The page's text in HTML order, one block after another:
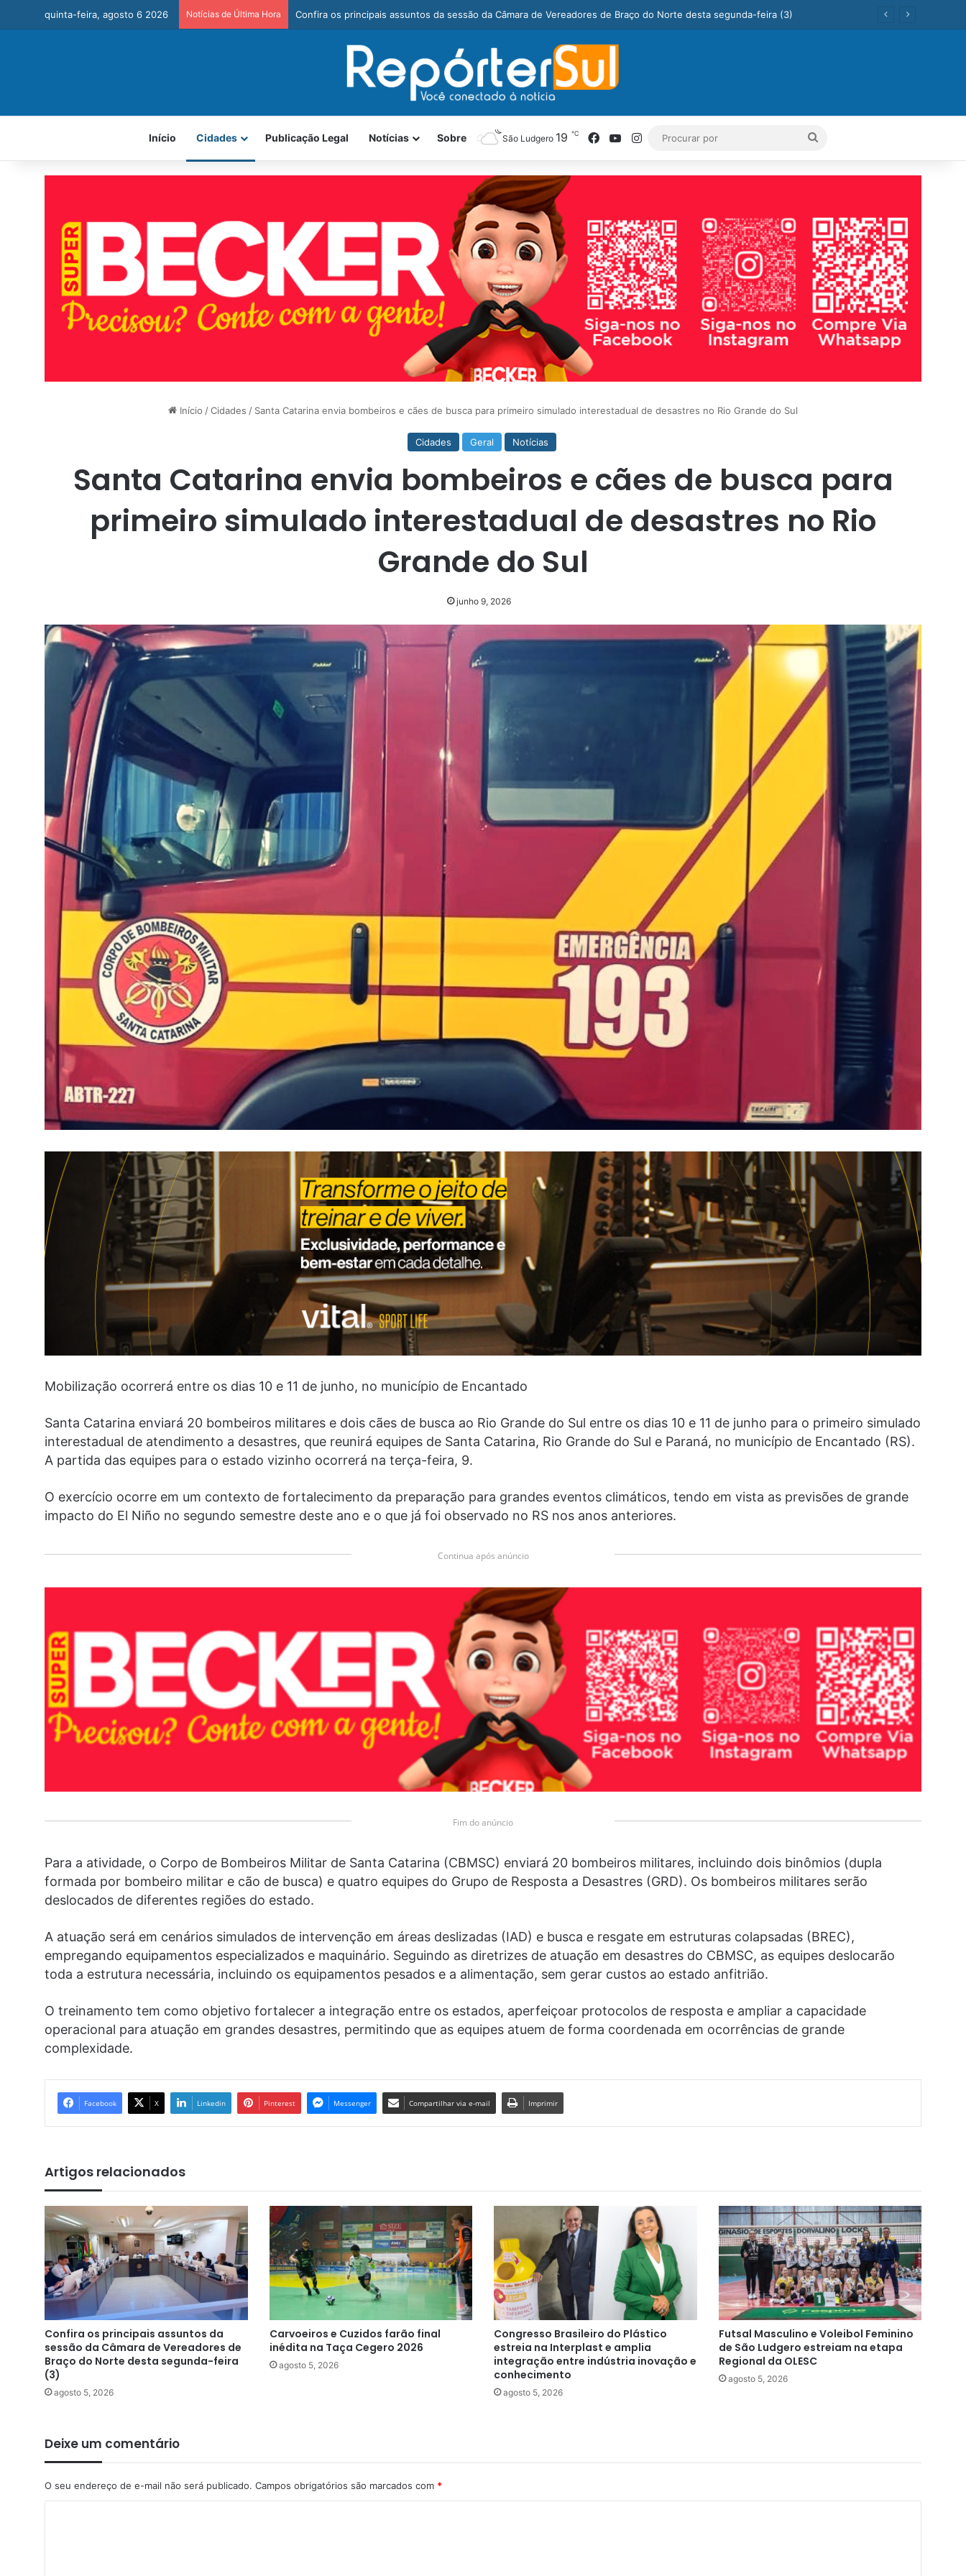
quinta-feira, agosto 6 2026 Notícias de Última Hora Carvoeiros e Cuzidos farão final inédita na Taça Cegero 2026
Início Cidades Publicação Legal Notícias Sobre São Ludgero 19 ℃ Facebook
YouTube
Instagram
por
Início /Cidades / Santa Catarina envia bombeiros e cães de busca para primeiro simulado interestadual de desastres no Rio Grande do Sul
Cidades Geral Notícias
Santa Catarina envia bombeiros e cães de busca para
primeiro simulado interestadual de desastres no Rio
Grande do Sul
junho 9, 2026
Mobilização ocorrerá entre os dias 10 e 11 de junho, no município de Encantado
Santa Catarina enviará 20 bombeiros militares e dois cães de busca ao Rio Grande do Sul entre os dias 10 e 11 de junho para o primeiro simulado
interestadual de atendimento a desastres, que reunirá equipes de Santa Catarina, Rio Grande do Sul e Paraná, no município de Encantado (RS).
A partida das equipes para o estado vizinho ocorrerá na terça-feira, 9.
O exercício ocorre em um contexto de fortalecimento da preparação para grandes eventos climáticos, tendo em vista as previsões de grande
impacto do El Niño no segundo semestre deste ano e o que já foi observado no RS nos anos anteriores.
Continua após anúncio
Fim do anúncio
Para a atividade, o Corpo de Bombeiros Militar de Santa Catarina (CBMSC) enviará 20 bombeiros militares, incluindo dois binômios (dupla
formada por bombeiro militar e cão de busca) e quatro equipes do Grupo de Resposta a Desastres (GRD). Os bombeiros militares serão
deslocados de diferentes regiões do estado.
A atuação será em cenários simulados de intervenção em áreas deslizadas (IAD) e busca e resgate em estruturas colapsadas (BREC),
empregando equipamentos especializados e maquinário. Seguindo as diretrizes de atuação em desastres do CBMSC, as equipes deslocarão
toda a estrutura necessária, incluindo os equipamentos pesados e a alimentação, sem gerar custos ao estado anfitrião.
O treinamento tem como objetivo fortalecer a integração entre os estados, aperfeiçoar protocolos de resposta e ampliar a capacidade
operacional para atuação em grandes desastres, permitindo que as equipes atuem de forma coordenada em ocorrências de grande
complexidade.
Facebook X Linkedin Pinterest Messenger Compartilhar via e-mail Imprimir
Artigos relacionados
Confira os principais assuntos da
sessão da Câmara de Vereadores de
Braço do Norte desta segunda-feira
(3)
agosto 5, 2026
Carvoeiros e Cuzidos farão final
inédita na Taça Cegero 2026
agosto 5, 2026
Congresso Brasileiro do Plástico
estreia na Interplast e amplia
integração entre indústria inovação e
conhecimento
agosto 5, 2026
Futsal Masculino e Voleibol Feminino
de São Ludgero estreiam na etapa
Regional da OLESC
agosto 5, 2026
Deixe um comentário
O seu endereço de e-mail não será publicado. Campos obrigatórios são marcados com *